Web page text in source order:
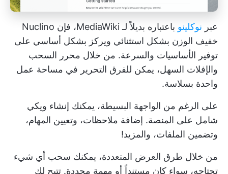
عبر نوكلينو
باعتباره بديلاً لـ MediaWiki، فإن Nuclino
خفيف الوزن بشكل استثنائي ويركز بشكل أساسي على
توفير الأساسيات والسرعة. من خلال محرر السحب
والإفلات السهل، يمكن للفرق التحرير في مساحة عمل
واحدة بسلاسة.
على الرغم من الواجهة البسيطة، يمكنك إنشاء ويكي
شامل على المنصة. إضافة ملاحظات، وتعيين المهام،
وتضمين الملفات، والمزيد!
من خلال طرق العرض المتعددة، يمكنك سحب أي شيء
تحتاجه، سواء كان مستنداً أو مهمة محددة. تتيح لك